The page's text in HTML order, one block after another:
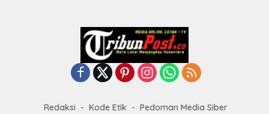
Redaksi Kode Etik Pedoman Media Siber